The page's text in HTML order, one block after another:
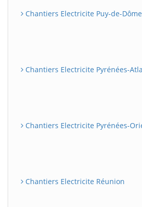
Chantiers Electricite Puy-de-Dôme
Chantiers Electricite Pyrénées-
Chantiers Electricite Pyrénées-
Chantiers Electricite Réunion